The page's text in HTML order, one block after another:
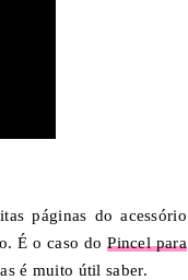
páginas do acessório
É o caso doPincel para
é muito útil saber.